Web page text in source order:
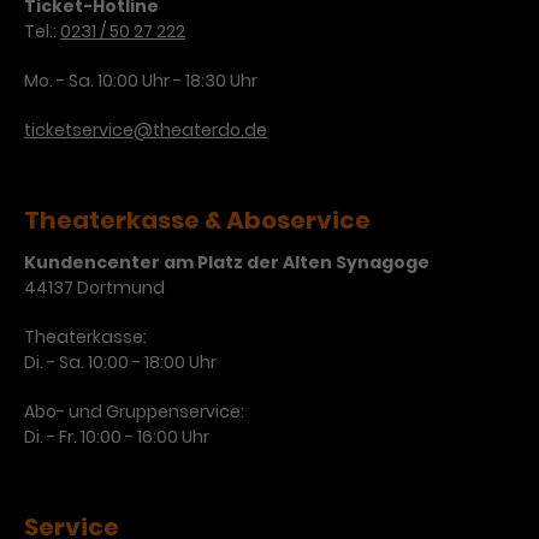
verschiedene Websites hinweg.
Ticket-Hotline
Tel.: 0231 / 50 27 222
Mo. - Sa. 10:00 Uhr - 18:30 Uhr
ticketservice@theaterdo.de
Theaterkasse & Aboservice
Kundencenter am Platz der Alten Synagoge
44137 Dortmund
Theaterkasse:
Di. - Sa. 10:00 - 18:00 Uhr
Abo- und Gruppenservice:
Di. - Fr. 10:00 - 16:00 Uhr
Service